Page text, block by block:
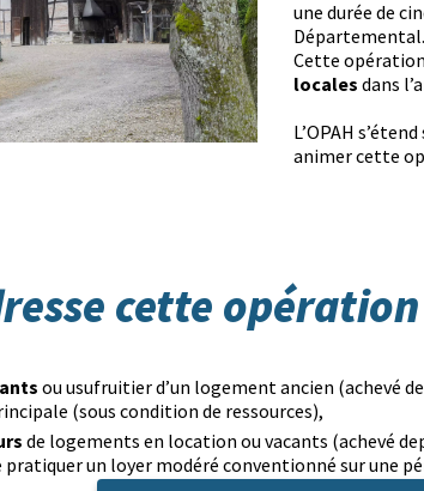
une durée de
Départemental.
Cette
locales dans
L’OPAH
animer cette
cette
ou usufruitier d’un logement ancien (achevé
(sous condition de ressources),
de logements en location ou vacants (achevé
pratiquer un loyer modéré conventionné sur une